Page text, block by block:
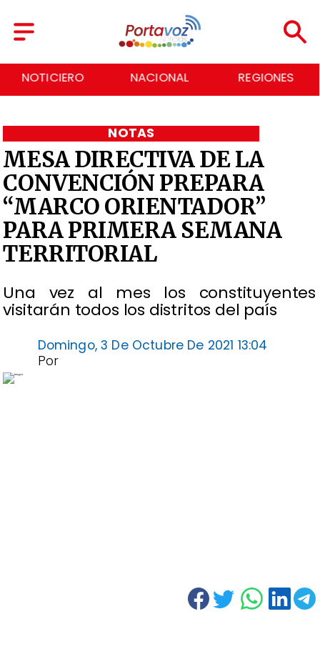
NACIONAL REGIONES
MESA DIRECTIVA DE LA
CONVENCIÓN PREPARA
“MARCO ORIENTADOR”
PARA PRIMERA SEMANA
TERRITORIAL
Una vez al mes los constituyentes
visitarán todos los distritos del país
NOTAS
Domingo, 3 De Octubre De 2021 13:04
Por